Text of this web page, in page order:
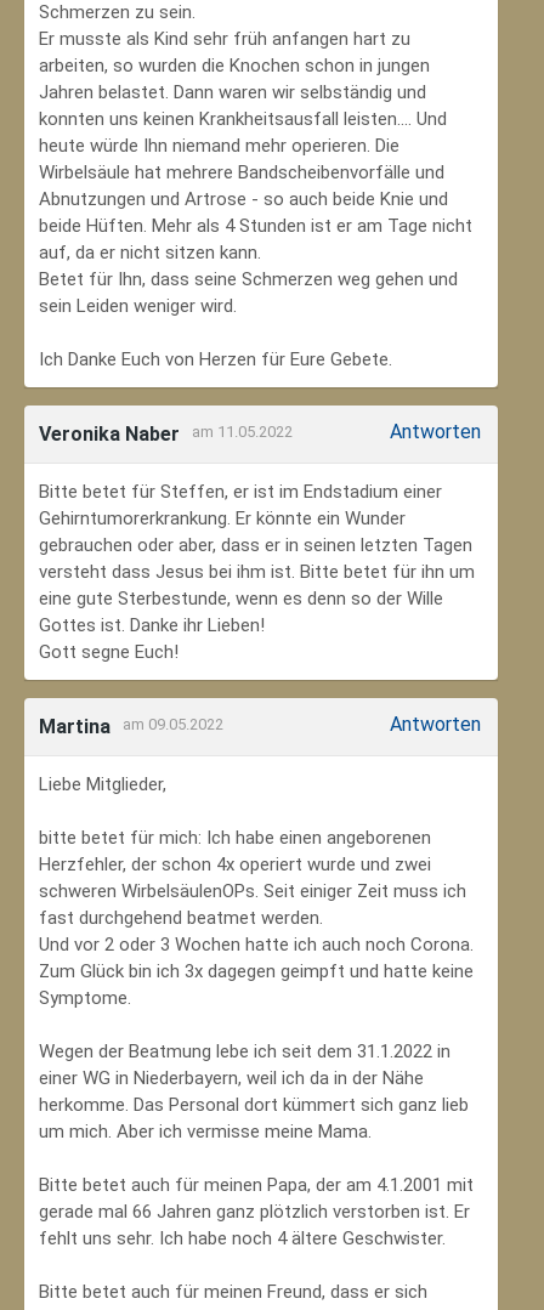
Schmerzen zu sein.
Er musste als Kind sehr früh anfangen hart zu
arbeiten, so wurden die Knochen schon in jungen
Jahren belastet. Dann waren wir selbständig und
konnten uns keinen Krankheitsausfall leisten.... Und
heute würde Ihn niemand mehr operieren. Die
Wirbelsäule hat mehrere Bandscheibenvorfälle und
Abnutzungen und Artrose - so auch beide Knie und
beide Hüften. Mehr als 4 Stunden ist er am Tage nicht
auf, da er nicht sitzen kann.
Betet für Ihn, dass seine Schmerzen weg gehen und
sein Leiden weniger wird.
Ich Danke Euch von Herzen für Eure Gebete.
Veronika Naber am 11.05.2022 Antworten
Bitte betet für Steffen, er ist im Endstadium einer
Gehirntumorerkrankung. Er könnte ein Wunder
gebrauchen oder aber, dass er in seinen letzten Tagen
versteht dass Jesus bei ihm ist. Bitte betet für ihn um
eine gute Sterbestunde, wenn es denn so der Wille
Gottes ist. Danke ihr Lieben!
Gott segne Euch!
Martina am 09.05.2022 Antworten
Liebe Mitglieder,
bitte betet für mich: Ich habe einen angeborenen
Herzfehler, der schon 4x operiert wurde und zwei
schweren WirbelsäulenOPs. Seit einiger Zeit muss ich
fast durchgehend beatmet werden.
Und vor 2 oder 3 Wochen hatte ich auch noch Corona.
Zum Glück bin ich 3x dagegen geimpft und hatte keine
Symptome.
Wegen der Beatmung lebe ich seit dem 31.1.2022 in
einer WG in Niederbayern, weil ich da in der Nähe
herkomme. Das Personal dort kümmert sich ganz lieb
um mich. Aber ich vermisse meine Mama.
Bitte betet auch für meinen Papa, der am 4.1.2001 mit
gerade mal 66 Jahren ganz plötzlich verstorben ist. Er
fehlt uns sehr. Ich habe noch 4 ältere Geschwister.
Bitte betet auch für meinen Freund, dass er sich